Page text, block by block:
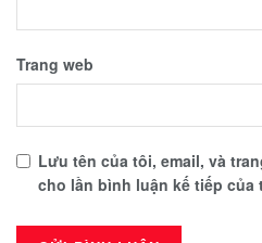
Trang web
Lưu tên của tôi, email, và
cho lần bình luận kế tiếp của